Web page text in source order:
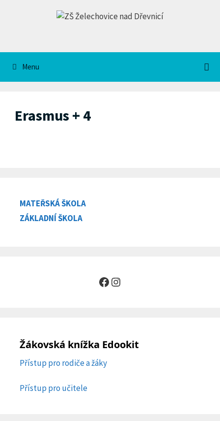
Menu
Erasmus + 4
MATEŘSKÁ ŠKOLA
ZÁKLADNÍ ŠKOLA
Facebook
Instagram
Žákovská knížka Edookit
Přístup pro rodiče a žáky
Přístup pro učitele